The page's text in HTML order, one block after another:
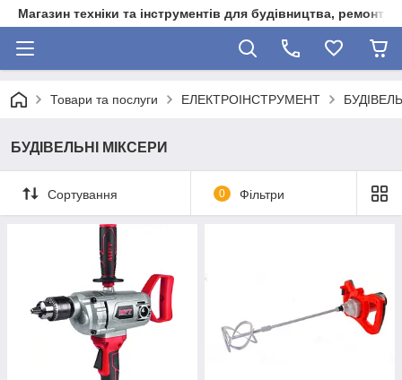
Магазин техніки та інструментів для будівництва, ремонту,
Товари та послуги ЕЛЕКТРОІНСТРУМЕНТ
БУДІВЕЛЬНІ МІКСЕРИ
Сортування 0 Фільтри